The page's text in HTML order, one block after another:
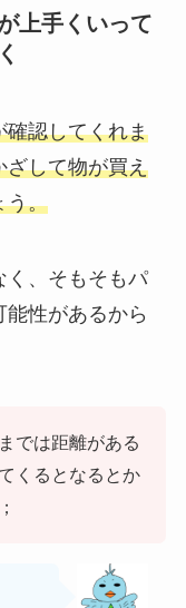
上手くいって
確認してくれま
ざして物が買え
う。
、 そもそもパ
性があるから
では距離がある
くるとなるとか